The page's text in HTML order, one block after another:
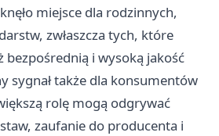
miejsce dla rodzinnych,
zwłaszcza tych, które
bezpośrednią i wysoką jakość
sygnał także dla konsumentów
rolę mogą odgrywać
zaufanie do producenta i